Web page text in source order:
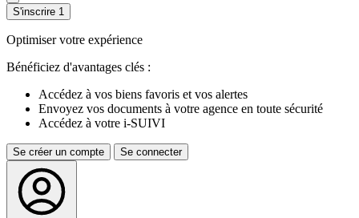
S'inscrire 1
Optimiser votre expérience
Bénéficiez d'avantages clés :
Accédez à vos biens favoris et vos alertes
Envoyez vos documents à votre agence en toute sécurité
Accédez à votre i-SUIVI
Se créer un compte Se connecter